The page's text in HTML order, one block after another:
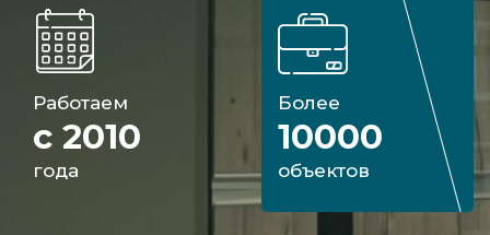
Работаем
с 2010
года
Более
10000
объектов